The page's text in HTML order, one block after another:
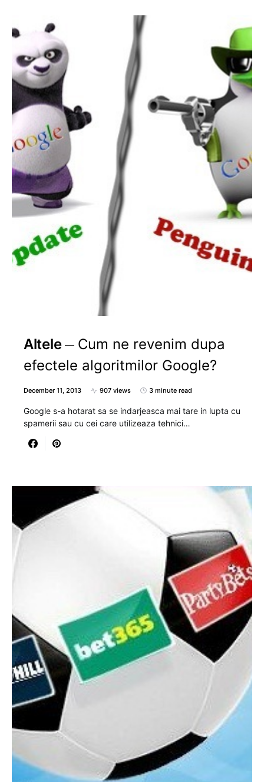
Altele
Cum ne revenim dupa
efectele algoritmilor Google?
December 11, 2013 907 views 3 minute read
Google s-a hotarat sa se indarjeasca mai tare in lupta cu
spamerii sau cu cei care utilizeaza tehnici…